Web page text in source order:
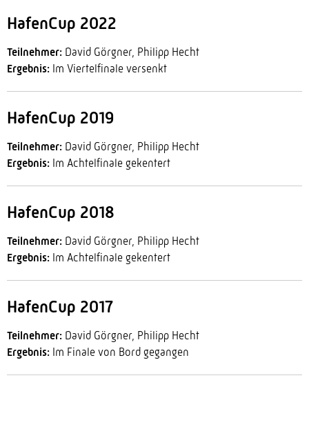
HafenCup 2022
Teilnehmer: David Görgner, Philipp Hecht
Ergebnis: Im Viertelfinale versenkt
HafenCup 2019
Teilnehmer: David Görgner, Philipp Hecht
Ergebnis: Im Achtelfinale gekentert
HafenCup 2018
Teilnehmer: David Görgner, Philipp Hecht
Ergebnis: Im Achtelfinale gekentert
HafenCup 2017
Teilnehmer: David Görgner, Philipp Hecht
Ergebnis: Im Finale von Bord gegangen